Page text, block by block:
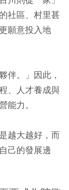
社區、村里甚
願意投入地
伴。」因此，
、人才養成與
能力。
越大越好，而
己的發展邊